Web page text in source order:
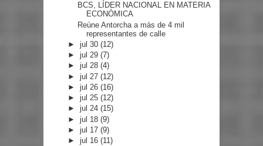
BCS, LÍDER NACIONAL EN MATERIA
ECONÓMICA
Reúne Antorcha a más de 4 mil
representantes de calle
►jul 30(12)
►jul 29(7)
►jul 28(4)
►jul 27(12)
►jul 26(16)
►jul 25(12)
►jul 24(15)
►jul 18(9)
►jul 17(9)
►jul 16(11)